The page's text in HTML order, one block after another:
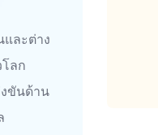
และต่าง
โลก
ขันด้าน